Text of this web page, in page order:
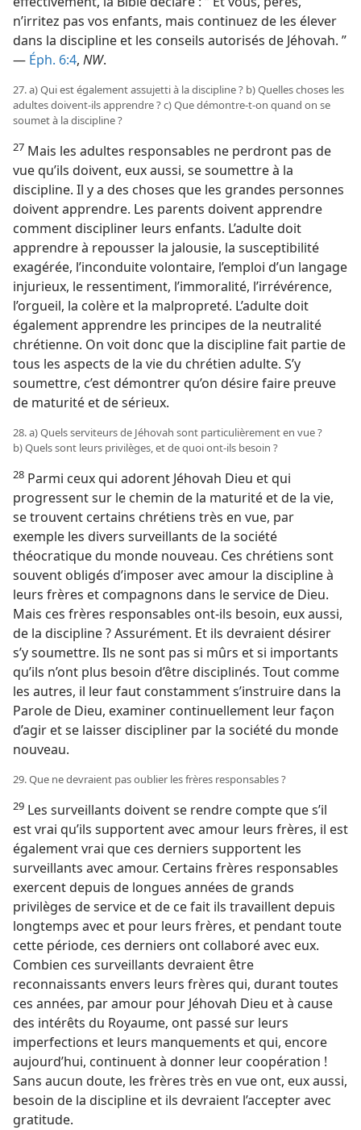
n’irritez pas vos enfants, mais continuez de les élever
dans la discipline et les conseils autorisés de Jéhovah. ”
— Éph. 6:4, NW.
27. a) Qui est également assujetti à la discipline ? b) Quelles choses les
adultes doivent-​ils apprendre ? c) Que démontre-​t-​on quand on se
soumet à la discipline ?
27 Mais les adultes responsables ne perdront pas de
vue qu’ils doivent, eux aussi, se soumettre à la
discipline. Il y a des choses que les grandes personnes
doivent apprendre. Les parents doivent apprendre
comment discipliner leurs enfants. L’adulte doit
apprendre à repousser la jalousie, la susceptibilité
exagérée, l’inconduite volontaire, l’emploi d’un langage
injurieux, le ressentiment, l’immoralité, l’irrévérence,
l’orgueil, la colère et la malpropreté. L’adulte doit
également apprendre les principes de la neutralité
chrétienne. On voit donc que la discipline fait partie de
tous les aspects de la vie du chrétien adulte. S’y
soumettre, c’est démontrer qu’on désire faire preuve
de maturité et de sérieux.
28. a) Quels serviteurs de Jéhovah sont particulièrement en vue ?
b) Quels sont leurs privilèges, et de quoi ont-​ils besoin ?
28 Parmi ceux qui adorent Jéhovah Dieu et qui
progressent sur le chemin de la maturité et de la vie,
se trouvent certains chrétiens très en vue, par
exemple les divers surveillants de la société
théocratique du monde nouveau. Ces chrétiens sont
souvent obligés d’imposer avec amour la discipline à
leurs frères et compagnons dans le service de Dieu.
Mais ces frères responsables ont-​ils besoin, eux aussi,
de la discipline ? Assurément. Et ils devraient désirer
s’y soumettre. Ils ne sont pas si mûrs et si importants
qu’ils n’ont plus besoin d’être disciplinés. Tout comme
les autres, il leur faut constamment s’instruire dans la
Parole de Dieu, examiner continuellement leur façon
d’agir et se laisser discipliner par la société du monde
nouveau.
29. Que ne devraient pas oublier les frères responsables ?
29 Les surveillants doivent se rendre compte que s’il
est vrai qu’ils supportent avec amour leurs frères, il est
également vrai que ces derniers supportent les
surveillants avec amour. Certains frères responsables
exercent depuis de longues années de grands
privilèges de service et de ce fait ils travaillent depuis
longtemps avec et pour leurs frères, et pendant toute
cette période, ces derniers ont collaboré avec eux.
Combien ces surveillants devraient être
reconnaissants envers leurs frères qui, durant toutes
ces années, par amour pour Jéhovah Dieu et à cause
des intérêts du Royaume, ont passé sur leurs
imperfections et leurs manquements et qui, encore
aujourd’hui, continuent à donner leur coopération !
Sans aucun doute, les frères très en vue ont, eux aussi,
besoin de la discipline et ils devraient l’accepter avec
gratitude.